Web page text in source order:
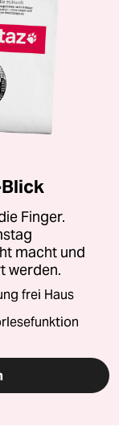
Finger.
macht und
werden.
frei Haus